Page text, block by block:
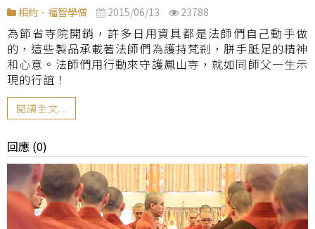
相約．福智學僧 2015/06/13 23788
為節省寺院開銷，許多日用資具都是法師們自己動手做
的，這些製品承載著法師們為護持梵剎，胼手胝足的精神
和心意。法師們用行動來守護鳳山寺，就如同師父一生示
現的行誼！
閱讀全文...
回應 (0)